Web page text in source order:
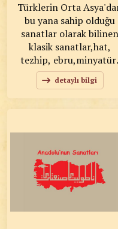
Türklerin Orta
bu yana sahip olduğu
sanatlar olarak bilinen
klasik sanatlar,hat,
tezhip, ebru,minyatür,
çini, katı', naht, sedef
kakma, edirnekari ve
detaylı bilgi